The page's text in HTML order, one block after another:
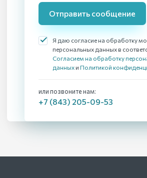
Отправить сообщение
Я даю согласие на обработку
персональных данных в
Согласием на обработку
данных и Политикой
или позвоните нам:
+7 (843) 205-09-53